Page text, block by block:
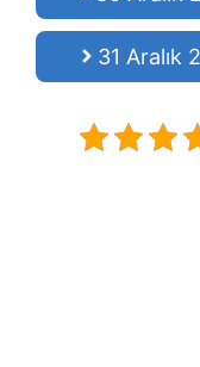
31 Aralık